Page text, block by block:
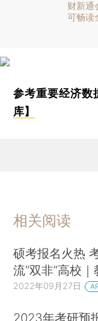
财新通
可畅读
参考重要经济数
库】
相关阅读
硕考报名火热
流“双非”高校
2022年09月27日
2023年考研预